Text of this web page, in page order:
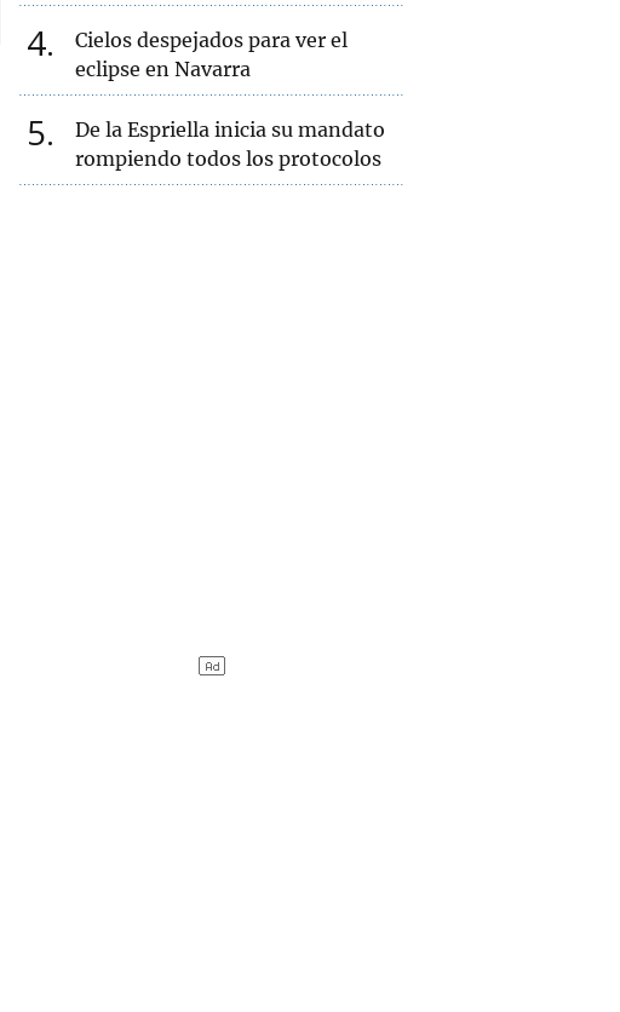
4
Cielos despejados para ver el
eclipse en Navarra
5
De la Espriella inicia su mandato
rompiendo todos los protocolos